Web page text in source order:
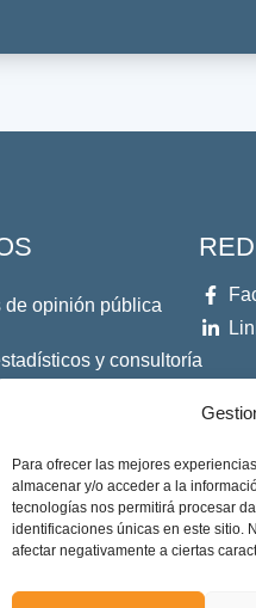
Para ofrecer las mejores
almacenar y/o acceder a la
tecnologías nos permitirá procesar
identificaciones únicas en este sitio.
afectar negativamente a ciertas
de opinión pública
y consultoría